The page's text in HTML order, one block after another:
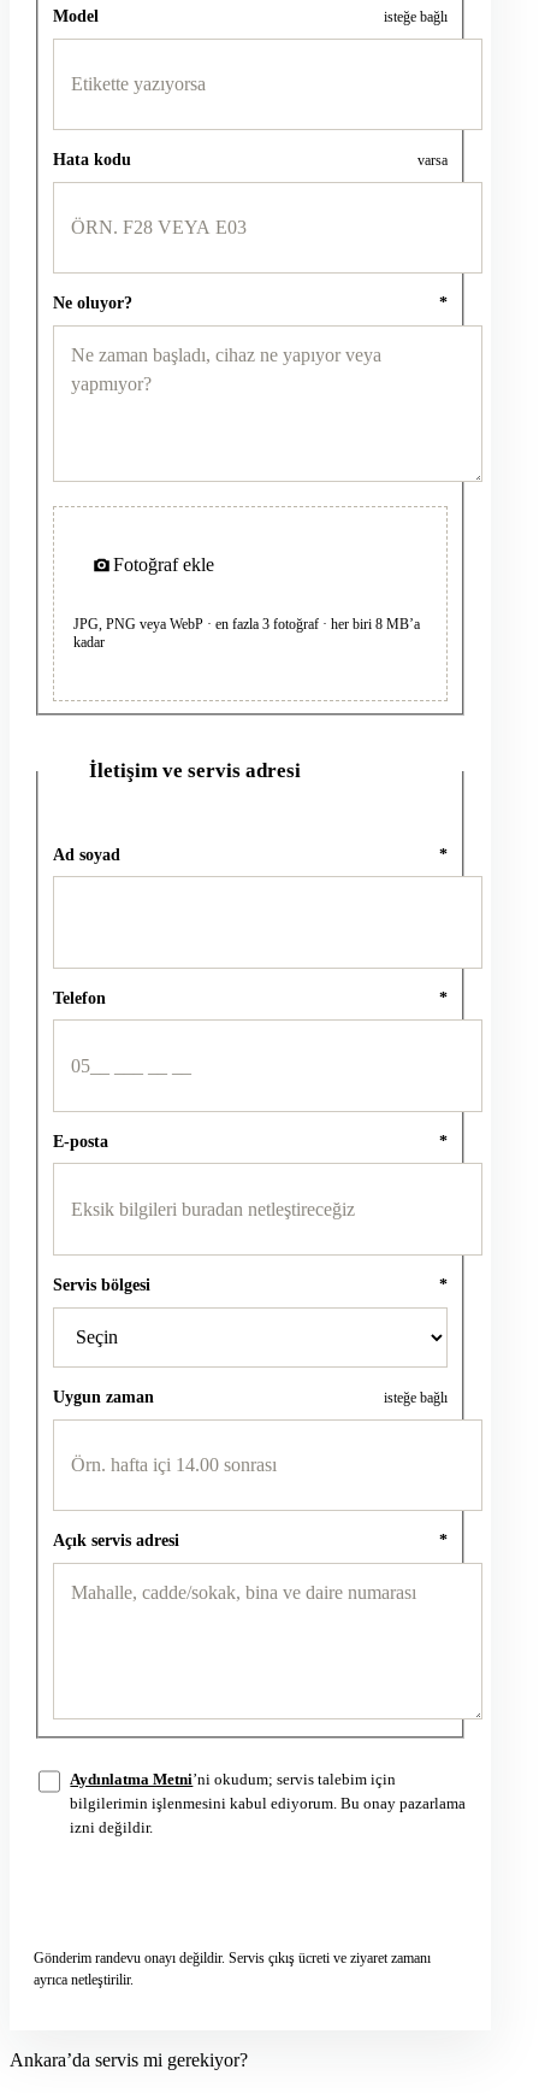
Model isteğe bağlı
Hata kodu varsa
Ne oluyor? *
Fotoğraf ekle
JPG, PNG veya WebP · en fazla 3 fotoğraf · her biri 8 MB’a
kadar
İletişim ve servis adresi
Ad soyad *
Telefon *
E-posta *
Servis bölgesi *
Uygun zaman isteğe bağlı
Açık servis adresi *
Aydınlatma Metni’ni okudum; servis talebim için
bilgilerimin işlenmesini kabul ediyorum. Bu onay pazarlama
izni değildir.
Gönderim randevu onayı değildir. Servis çıkış ücreti ve ziyaret zamanı
ayrıca netleştirilir.
Ankara’da servis mi gerekiyor?